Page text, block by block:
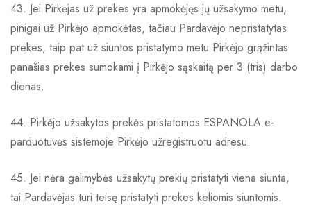
43. Jei Pirkėjas už prekes yra apmokėjęs jų užsakymo metu,
pinigai už Pirkėjo apmokėtas, tačiau Pardavėjo nepristatytas
prekes, taip pat už siuntos pristatymo metu Pirkėjo grąžintas
panašias prekes sumokami į Pirkėjo sąskaitą per 3 (tris) darbo
dienas.
44. Pirkėjo užsakytos prekės pristatomos ESPANOLA e-
parduotuvės sistemoje Pirkėjo užregistruotu adresu.
45. Jei nėra galimybės užsakytų prekių pristatyti viena siunta,
tai Pardavėjas turi teisę pristatyti prekes keliomis siuntomis.